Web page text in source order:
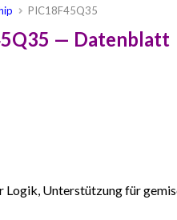
PIC18F45Q35
— Datenblatt
Unterstützung für